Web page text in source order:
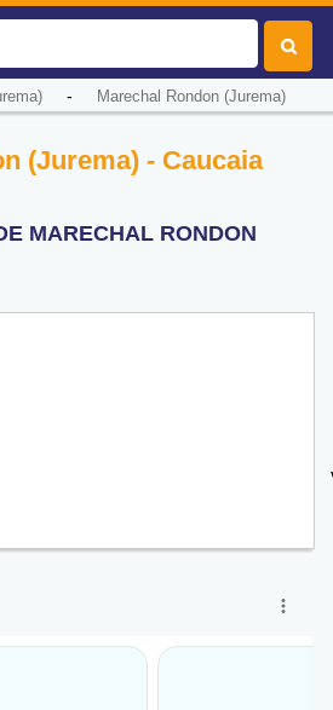
- Marechal Rondon (Jurema)
(Jurema) - Caucaia
MARECHAL RONDON